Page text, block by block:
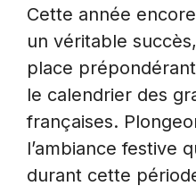
Cette année
un véritable
place
le calendrier des
françaises.
l’ambiance festive
durant cette